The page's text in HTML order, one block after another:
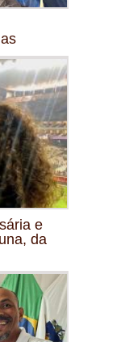
e
da